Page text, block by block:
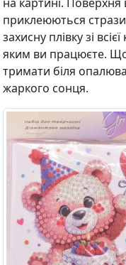
приклеюються
захисну плівку зі
яким ви працюєте.
тримати біля
жаркого сонця.